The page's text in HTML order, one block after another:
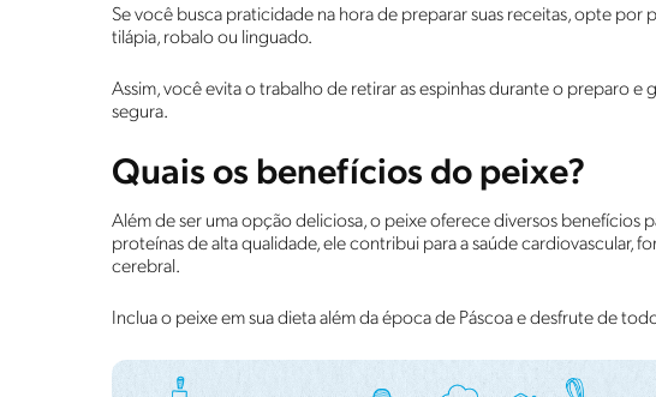
Se você busca praticidade na hora de preparar suas receitas, opte por
tilápia, robalo ou linguado.
Assim, você evita o trabalho de retirar as espinhas durante o preparo e
segura.
Quais os benefícios do peixe?
Além de ser uma opção deliciosa, o peixe oferece diversos benefícios
proteínas de alta qualidade, ele contribui para a saúde cardiovascular,
cerebral.
Inclua o peixe em sua dieta além da época de Páscoa e desfrute de